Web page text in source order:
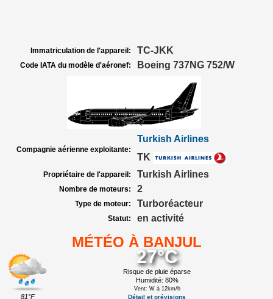
Immatriculation de l'appareil: TC-JKK
Code IATA du modèle d'aéronef: Boeing 737NG 752/W
Compagnie aérienne exploitante:
Turkish Airlines
TK
Propriétaire de l'appareil: Turkish Airlines
Nombre de moteurs: 2
Type de moteur: Turboréacteur
Statut: en activité
MÉTÉO À BANJUL
81°F
27°C
Risque de pluie éparse
Humidité: 80%
Vent: W à 12km/h
Détail et prévisions